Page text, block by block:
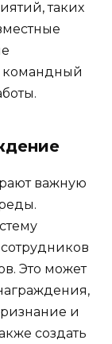
таких
командный
важную
Это может
и
создать